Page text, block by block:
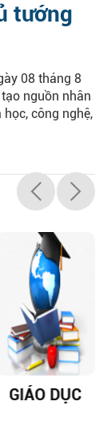
tướng
08 tháng 8
nguồn nhân
công nghệ,
GIÁO DỤC